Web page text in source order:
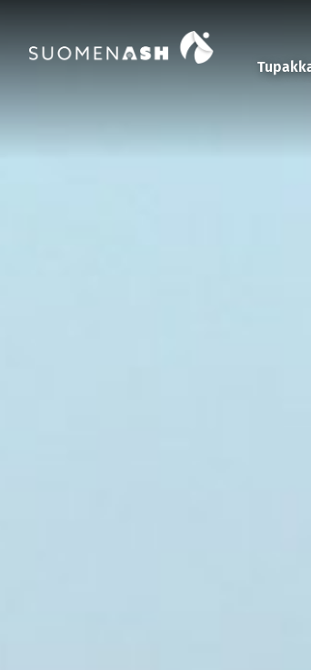
Siirry sisältöön